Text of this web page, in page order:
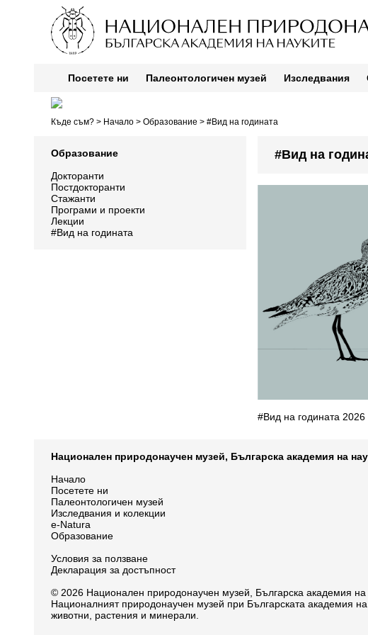
Посетете ни Палеонтологичен музей Изследвания
Къде съм? > Начало > Образование > #Вид на годината
Образование
Докторанти
Постдокторанти
Стажанти
Програми и проекти
Лекции
#Вид на годината
#Вид на
#Вид на годината 2026
Национален природонаучен музей, Българска академия на
Начало
Посетете ни
Палеонтологичен музей
Изследвания и колекции
e-Natura
Образование
Условия за ползване
Декларация за достъпност
© 2026 Национален природонаучен музей, Българска академия на
Националният природонаучен музей при Българската академия
животни, растения и минерали.